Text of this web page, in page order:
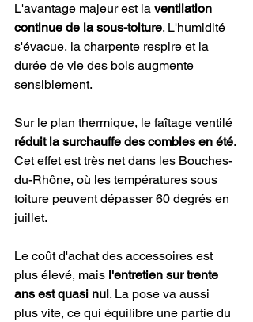
L'avantage majeur est la ventilation
continue de la sous-toiture. L'humidité
s'évacue, la charpente respire et la
durée de vie des bois augmente
sensiblement.
Sur le plan thermique, le faîtage ventilé
réduit la surchauffe des combles en été.
Cet effet est très net dans les Bouches-
du-Rhône, où les températures sous
toiture peuvent dépasser 60 degrés en
juillet.
Le coût d'achat des accessoires est
plus élevé, mais l'entretien sur trente
ans est quasi nul. La pose va aussi
plus vite, ce qui équilibre une partie du